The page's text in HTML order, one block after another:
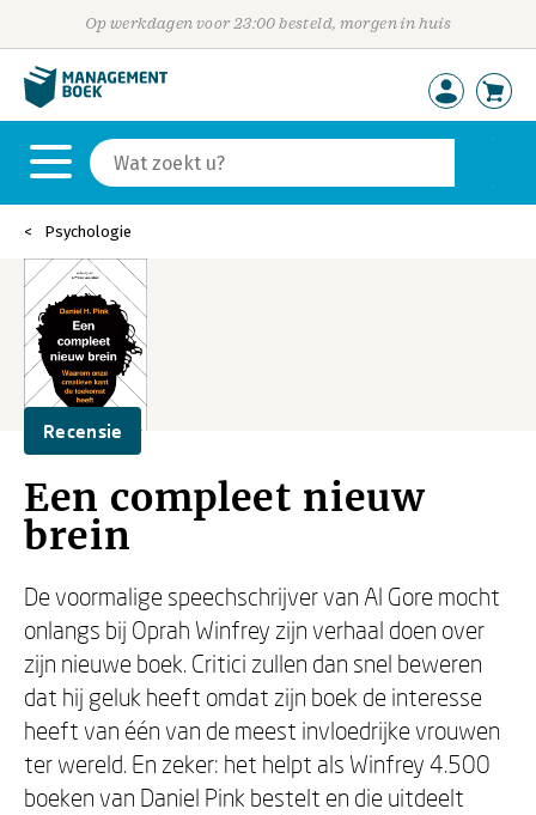
Op werkdagen voor 23:00 besteld, morgen in huis
Psychologie
Recensie
Een compleet nieuw
brein
De voormalige speechschrijver van Al Gore mocht
onlangs bij Oprah Winfrey zijn verhaal doen over
zijn nieuwe boek. Critici zullen dan snel beweren
dat hij geluk heeft omdat zijn boek de interesse
heeft van één van de meest invloedrijke vrouwen
ter wereld. En zeker: het helpt als Winfrey 4.500
boeken van Daniel Pink bestelt en die uitdeelt